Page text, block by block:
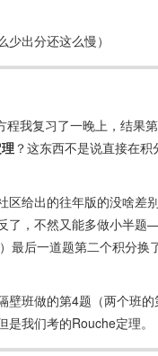
少出分还这么慢）
程我复习了一晚上，结果
？这东西不是说直接在积
区给出的往年版的没啥差
了，不然又能多做小半
最后一道题第二个积分换
壁班做的第4题（两个班
我们考的Rouche定理。